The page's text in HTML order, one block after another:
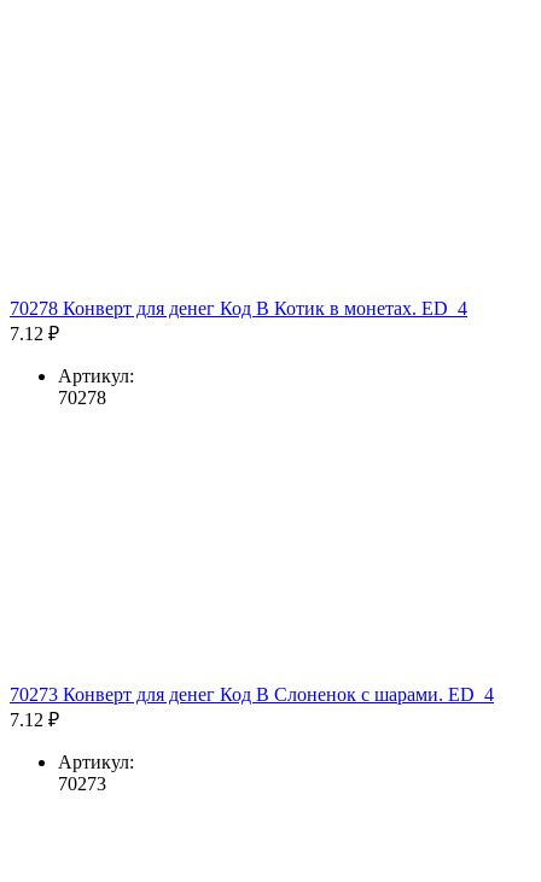
70278 Конверт для денег Код В Котик в монетах. ED_4
7.12 ₽
Артикул:
70278
70273 Конверт для денег Код В Слоненок с шарами. ED_4
7.12 ₽
Артикул:
70273